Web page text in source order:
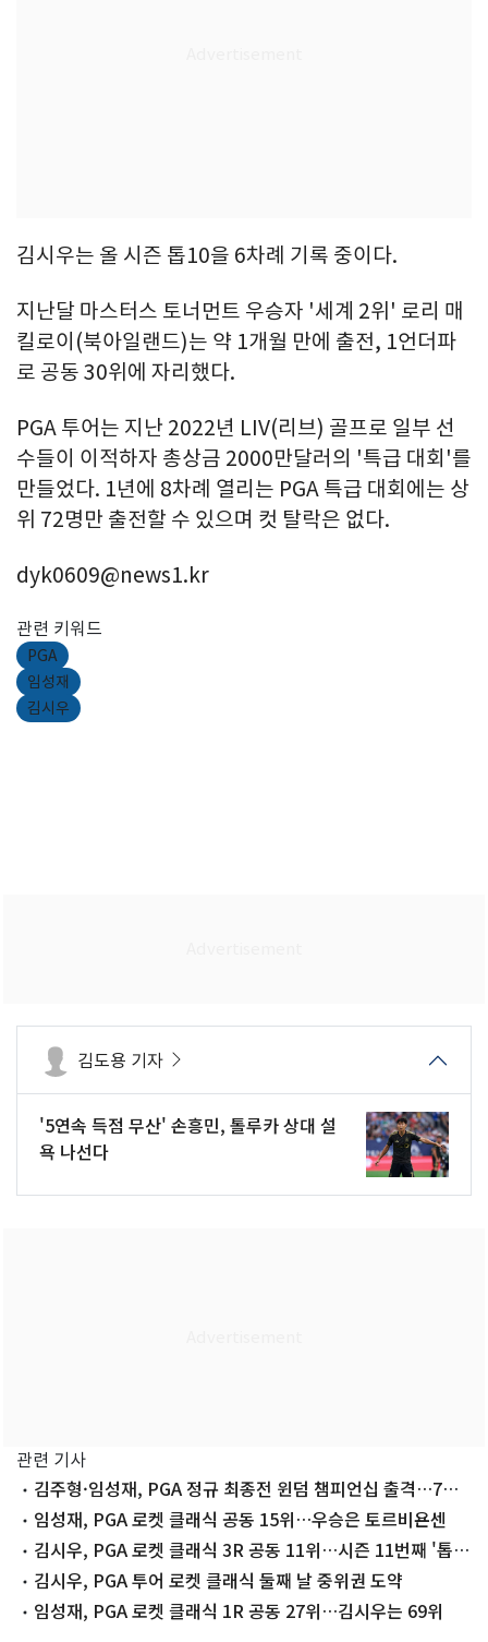
김시우는 올 시즌 톱10을 6차례 기록 중이다.
지난달 마스터스 토너먼트 우승자 '세계 2위' 로리 매
킬로이(북아일랜드)는 약 1개월 만에 출전, 1언더파
로 공동 30위에 자리했다.
PGA 투어는 지난 2022년 LIV(리브) 골프로 일부 선
수들이 이적하자 총상금 2000만달러의 '특급 대회'를
만들었다. 1년에 8차례 열리는 PGA 특급 대회에는 상
위 72명만 출전할 수 있으며 컷 탈락은 없다.
dyk0609@news1.kr
관련 키워드
PGA
임성재
김시우
김도용 기자
'5연속 득점 무산' 손흥민, 톨루카 상대 설
욕 나선다
관련 기사
김주형·임성재, PGA 정규 최종전 윈덤 챔피언십 출격…7일
티오프
임성재, PGA 로켓 클래식 공동 15위…우승은 토르비욘센
김시우, PGA 로켓 클래식 3R 공동 11위…시즌 11번째 '톱
10' 도전
김시우, PGA 투어 로켓 클래식 둘째 날 중위권 도약
임성재, PGA 로켓 클래식 1R 공동 27위…김시우는 69위